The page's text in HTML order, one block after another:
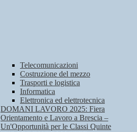
Telecomunicazioni
Costruzione del mezzo
Trasporti e logistica
Informatica
Elettronica ed elettrotecnica
DOMANI LAVORO 2025: Fiera
Orientamento e Lavoro a Brescia –
Un'Opportunità per le Classi Quinte